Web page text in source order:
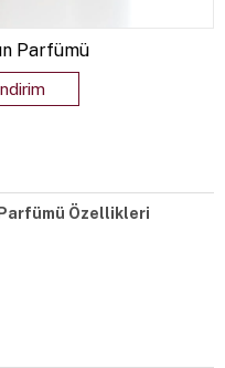
Parfümü
Parfümü Özellikleri